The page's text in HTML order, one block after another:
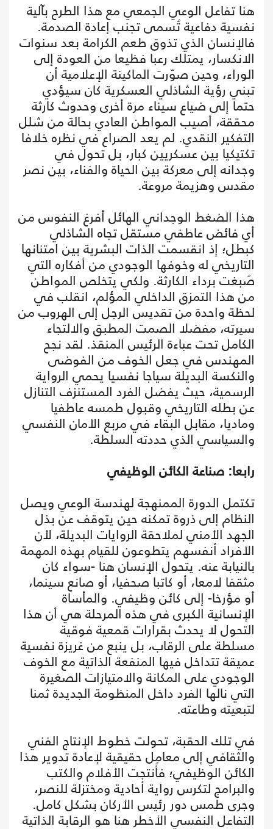
هنا تفاعل الوعي الجمعي مع هذا الطرح بآلية
نفسية دفاعية تُسمى تجنب إعادة الصدمة.
فالإنسان الذي تذوق طعم الكرامة بعد سنوات
الانكسار، يمتلك رعبا فظيعا من العودة إلى
الوراء، وحين صوّرت الماكينة الإعلامية أن
تبني رؤية الشاذلي العسكرية كان سيؤدي
حتما إلى ضياع سيناء مرة أخرى وحدوث كارثة
محققة، أصيب المواطن العادي بحالة من شلل
التفكير النقدي. لم يعد الصراع في نظره خلافا
تكتيكيا بين عسكريين كبار، بل تحول في
وجدانه إلى معركة بين الحياة والفناء، بين نصر
مقدس وهزيمة مروعة.
هذا الضغط الوجداني الهائل أفرغ النفوس من
أي فائض عاطفي مستقل تجاه الشاذلي
كبطل؛ إذ انقسمت الذات البشرية بين امتنانها
التاريخي له وخوفها الوجودي من أفكاره التي
صُبغت برداء الكارثة. ولكي يتخلص المواطن
من هذا التمزق الداخلي المؤلم، انقلب في
لحظة واحدة من تقديس الرجل إلى الهروب من
سيرته، مفضلا الصمت المطبق والالتجاء
الكامل تحت عباءة الرئيس المنقذ. لقد نجح
المهندس في جعل الخوف من الفوضى
والنكسة البديلة سياجا نفسيا يحمي الرواية
الرسمية، حيث يفضل الفرد المستنزف التنازل
عن بطله التاريخي وقبول طمسه عاطفيا
وماديا، مقابل البقاء في مربع الأمان النفسي
والسياسي الذي حددته السلطة.
رابعا: صناعة الكائن الوظيفي
تكتمل الدورة الممنهجة لهندسة الوعي ويصل
النظام إلى ذروة تمكنه حين يتوقف عن بذل
الجهد الأمني لملاحقة الروايات البديلة، لأن
الأفراد أنفسهم يتطوعون للقيام بهذه المهمة
بالنيابة عنه. يتحول الإنسان هنا -سواء كان
مثقفا لامعا، أو كاتبا صحفيا، أو صانع سينما،
أو مؤرخا- إلى كائن وظيفي. والمأساة
الإنسانية الكبرى في هذه المرحلة هي أن هذا
التحول لا يحدث بقرارات قمعية فوقية
مسلطة على الرقاب، بل ينبع من غريزة نفسية
عميقة تتداخل فيها المنفعة الذاتية مع الخوف
الوجودي على المكانة والامتيازات الصغيرة
التي نالها الفرد داخل المنظومة الجديدة ثمنا
لتبعيته وطاعته.
في تلك الحقبة، تحولت خطوط الإنتاج الفني
والثقافي إلى معامل حقيقية لإعادة تدوير هذا
الكائن الوظيفي؛ فأُنتجت الأفلام والكتب
والبرامج لتكرس رواية أحادية ومختزلة للنصر،
وجرى طمس دور رئيس الأركان بشكل كامل.
التفاعل النفسي الأخطر هنا هو الرقابة الذاتية